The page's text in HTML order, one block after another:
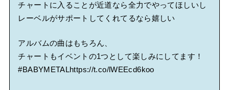
チャートに入ることが近道なら全力でやってほしいし
レーベルがサポートしてくれてるなら嬉しい
アルバムの曲はもちろん、
チャートもイベントの1つとして楽しみにしてます！
#BABYMETALhttps://t.co/lWEEcd6koo